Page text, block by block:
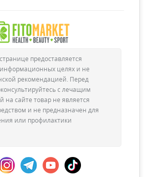
предоставляется
целях и не
рекомендацией. Перед
с лечащим
на сайте товар не является
и не предназначен для
или профилактики